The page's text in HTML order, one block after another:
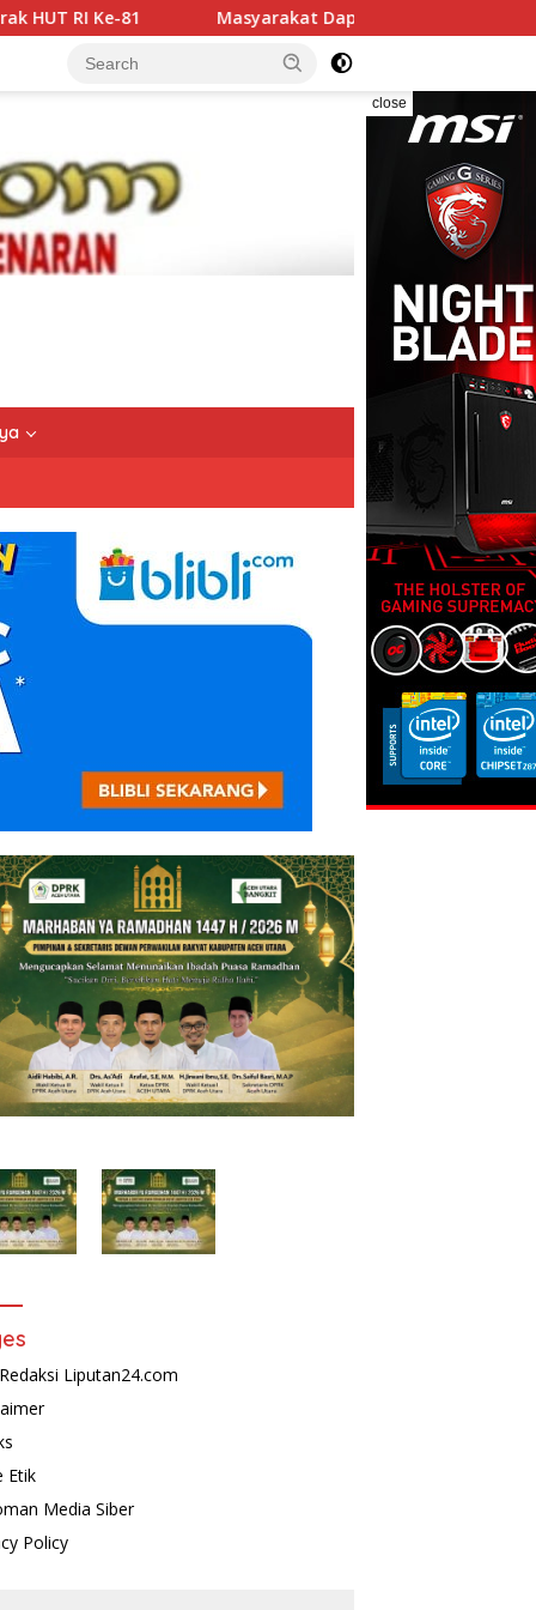
Dapat Jadwal Ukur Tanah yang Lebih Jelas Berkat
close
Liputan24.com
Etik
Media Siber
Policy